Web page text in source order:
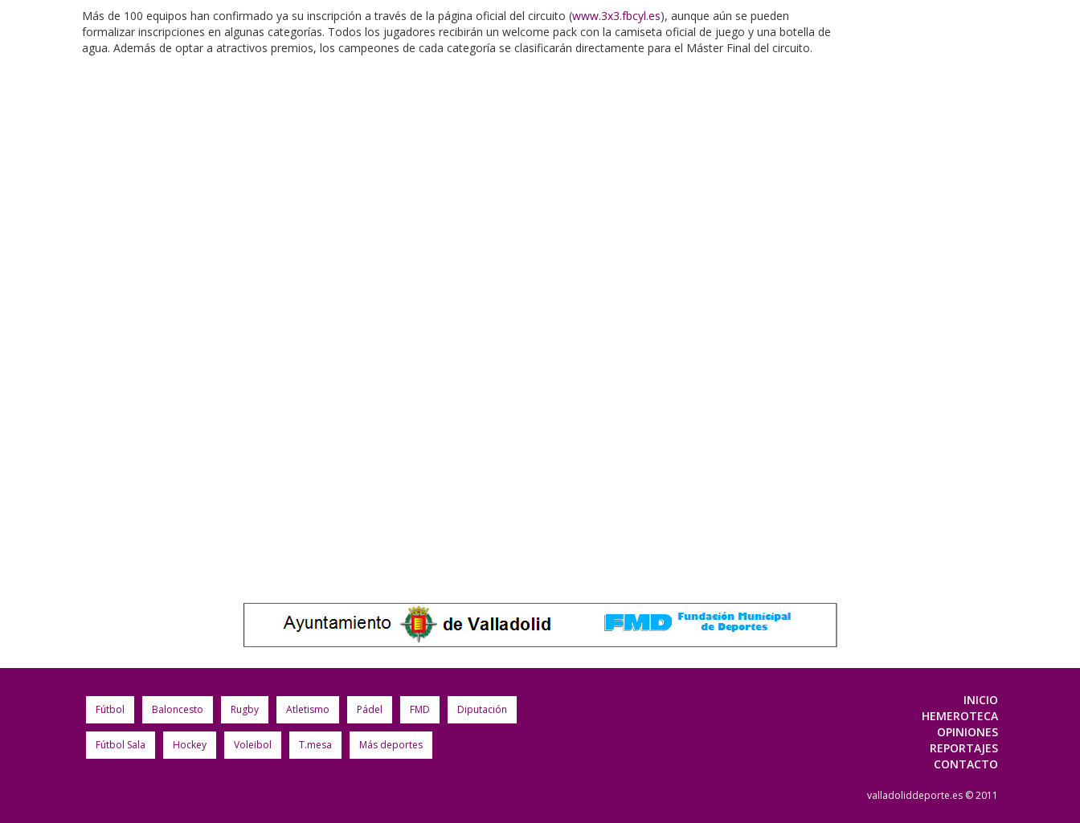
Más de 100 equipos han confirmado ya su inscripción a través de la página oficial del circuito (www.3x3.fbcyl.es), aunque aún se pueden
formalizar inscripciones en algunas categorías. Todos los jugadores recibirán un welcome pack con la camiseta oficial de juego y una botella de
agua. Además de optar a atractivos premios, los campeones de cada categoría se clasificarán directamente para el Máster Final del circuito.
Fútbol Baloncesto Rugby Atletismo Pádel FMD Diputación
Fútbol Sala Hockey Voleibol T.mesa Más deportes
INICIO
HEMEROTECA
OPINIONES
REPORTAJES
CONTACTO
valladoliddeporte.es © 2011